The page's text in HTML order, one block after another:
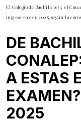
El Colegio de Bachilleres y el
ingreso en este 2025, según la
DE
A ESTAS
2025